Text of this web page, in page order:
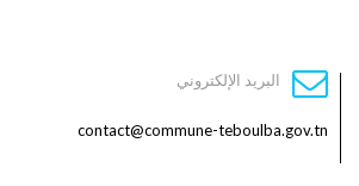
البريد الإلكتروني
contact@commune-teboulba.gov.tn